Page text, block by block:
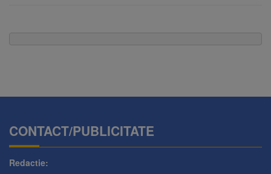
CONTACT/PUBLICITATE
Redactie: